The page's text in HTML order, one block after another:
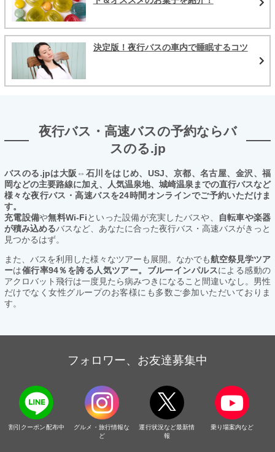
決定版！夜行バスの車内で睡眠するコツ
夜行バス・高速バスの予約ならバ
スのる.jp
バスのる.jpは大阪⇔石川をはじめ、USJ、京都、名古屋、金沢、福
岡などの主要路線に加え、人気温泉地、城崎温泉までの直行バスなど
様々な夜行バス・高速バスを24時間オンラインでご予約いただけま
す。
充電設備や無料Wi-Fiといった設備が充実したバスや、
自転車や楽器
が積み込めるバスなど、あなたに合った夜行バス・高速バスがきっと
見つかるはず。
また、バスを利用した様々なツアーも展開。なかでも航空祭見学ツア
ーは催行率94％を誇る人気ツアー。ブルーインパルスによる感動の
アクロバット飛行は一度見たら病みつきになること間違いなし。男性
だけでなく女性グループのお客様にも多数ご参加いただいておりま
す。
フォロワー、お友達募集中
割引クーポン配布中
グルメ・旅行情報な
ど
運行状況など最新情
報
乗り場案内など